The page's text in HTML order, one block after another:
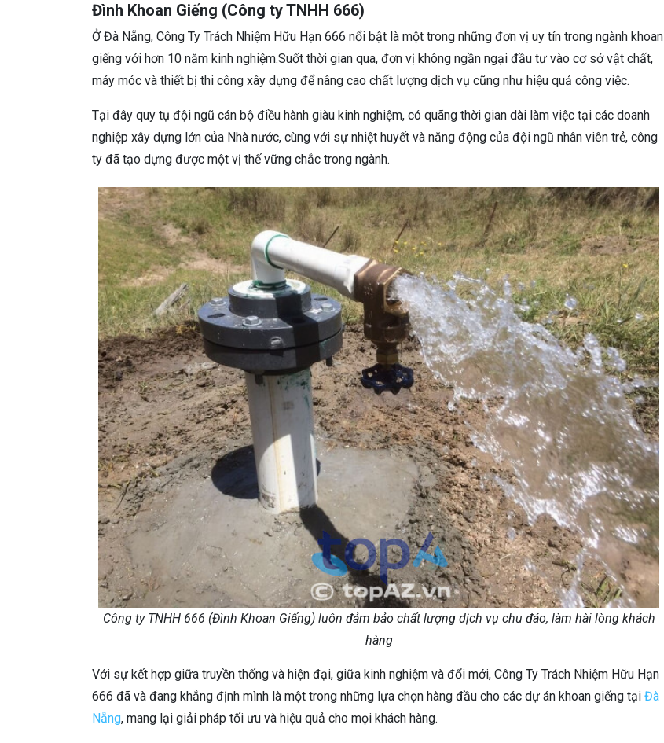
Đình Khoan Giếng (Công ty TNHH 666)
Ở Đà Nẵng, Công Ty Trách Nhiệm Hữu Hạn 666 nổi bật là một trong những đơn vị uy tín trong ngành khoan
giếng với hơn 10 năm kinh nghiệm.Suốt thời gian qua, đơn vị không ngần ngại đầu tư vào cơ sở vật chất,
máy móc và thiết bị thi công xây dựng để nâng cao chất lượng dịch vụ cũng như hiệu quả công việc.
Tại đây quy tụ đội ngũ cán bộ điều hành giàu kinh nghiệm, có quãng thời gian dài làm việc tại các doanh
nghiệp xây dựng lớn của Nhà nước, cùng với sự nhiệt huyết và năng động của đội ngũ nhân viên trẻ, công
ty đã tạo dựng được một vị thế vững chắc trong ngành.
Công ty TNHH 666 (Đình Khoan Giếng) luôn đảm bảo chất lượng dịch vụ chu đáo, làm hài lòng khách
hàng
Với sự kết hợp giữa truyền thống và hiện đại, giữa kinh nghiệm và đổi mới, Công Ty Trách Nhiệm Hữu Hạn
666 đã và đang khẳng định mình là một trong những lựa chọn hàng đầu cho các dự án khoan giếng tại Đà
Nẵng, mang lại giải pháp tối ưu và hiệu quả cho mọi khách hàng.